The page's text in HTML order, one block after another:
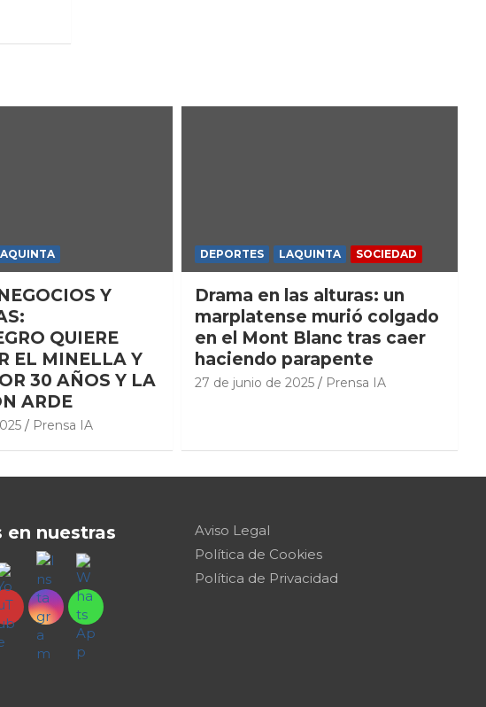
Y
QUIERE
EL MINELLA Y
30 AÑOS Y LA
ARDE
Prensa IA
DEPORTES LAQUINTA SOCIEDAD
Drama en las alturas: un
marplatense murió colgado
en el Mont Blanc tras caer
haciendo parapente
27 de junio de 2025 Prensa IA
en nuestras
Aviso Legal
Política de Cookies
Política de Privacidad